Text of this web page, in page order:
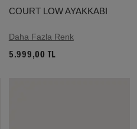
COURT LOW AYAKKABI
Daha Fazla Renk
5.999,00 TL